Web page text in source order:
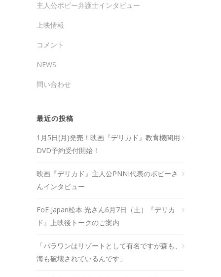
主人公ボビー弁護士インタビュー
上映情報
コメント
NEWS
問い合わせ
最近の投稿
1月5日(月)発売！映画『デリカド』教育機関用
DVD予約受付開始！
映画『デリカド』主人公PNNI代表のボビーさ
んインタビュー
FoE Japan松本 光さん6月7日（土）『デリカ
ド』上映後トークのご案内
「パラワンはリゾートとして有名ですが森も、
海も破壊されているんです」